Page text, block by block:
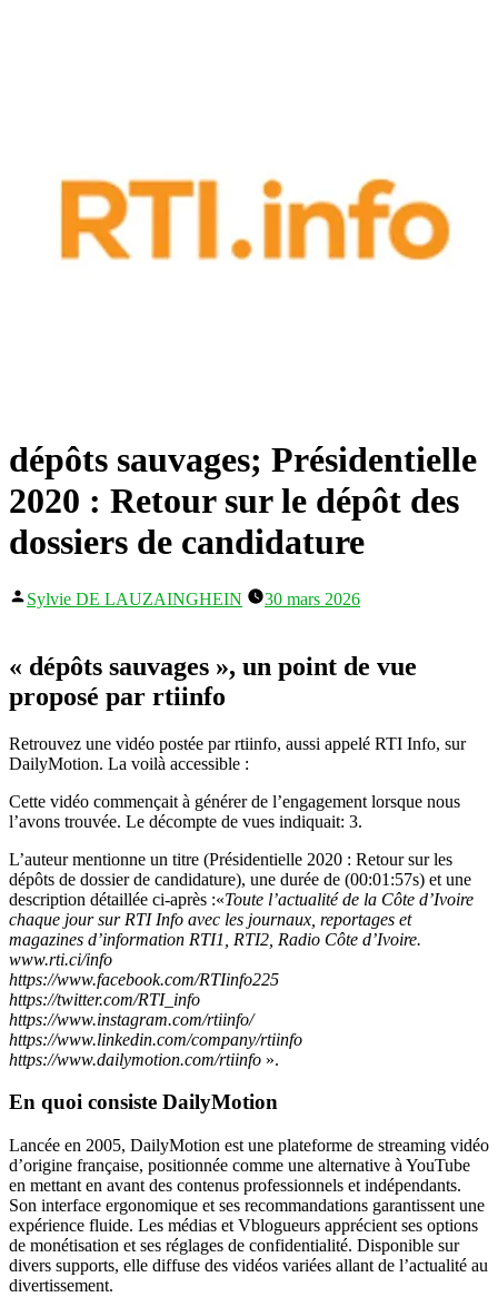
dépôts sauvages; Présidentielle
2020 : Retour sur le dépôt des
dossiers de candidature
Publié
Sylvie DE LAUZAINGHEIN 30 mars 2026
« dépôts sauvages », un point de vue
proposé par rtiinfo
Retrouvez une vidéo postée par rtiinfo, aussi appelé RTI Info, sur
DailyMotion. La voilà accessible :
Cette vidéo commençait à générer de l’engagement lorsque nous
l’avons trouvée. Le décompte de vues indiquait: 3.
L’auteur mentionne un titre (Présidentielle 2020 : Retour sur les
dépôts de dossier de candidature), une durée de (00:01:57s) et une
description détaillée ci-après :«Toute l’actualité de la Côte d’Ivoire
chaque jour sur RTI Info avec les journaux, reportages et
magazines d’information RTI1, RTI2, Radio Côte d’Ivoire.
www.rti.ci/info
https://www.facebook.com/RTIinfo225
https://twitter.com/RTI_info
https://www.instagram.com/rtiinfo/
https://www.linkedin.com/company/rtiinfo
https://www.dailymotion.com/rtiinfo ».
En quoi consiste DailyMotion
Lancée en 2005, DailyMotion est une plateforme de streaming vidéo
d’origine française, positionnée comme une alternative à YouTube
en mettant en avant des contenus professionnels et indépendants.
Son interface ergonomique et ses recommandations garantissent une
expérience fluide. Les médias et Vblogueurs apprécient ses options
de monétisation et ses réglages de confidentialité. Disponible sur
divers supports, elle diffuse des vidéos variées allant de l’actualité au
divertissement.